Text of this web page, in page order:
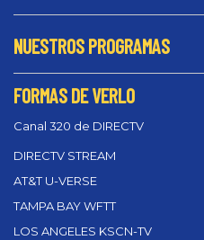
NUESTROS PROGRAMAS
FORMAS DE VERLO
Canal 320 de DIRECTV
DIRECTV STREAM
AT&T U-VERSE
TAMPA BAY WFTT
LOS ANGELES KSCN-TV